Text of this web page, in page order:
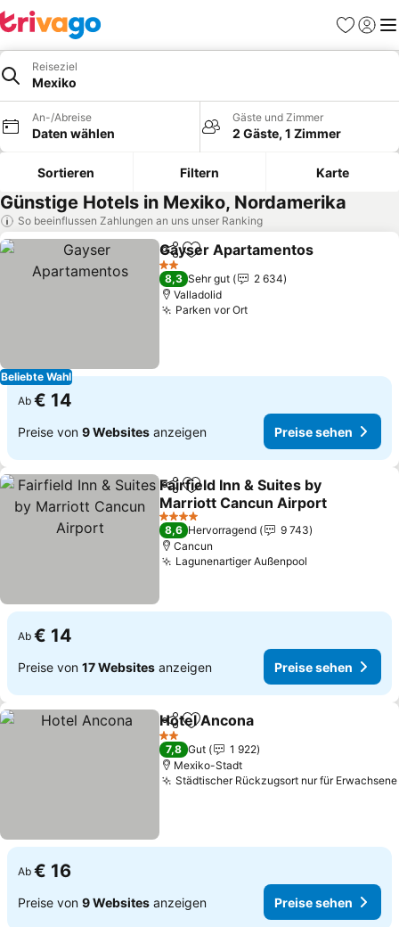
Favoriten
Reiseziel
Mexiko
An-/Abreise
Daten wählen
Gäste und Zimmer
2 Gäste, 1 Zimmer
Sortieren Filtern Karte
Günstige Hotels in Mexiko, Nordamerika
So beeinflussen Zahlungen an uns unser Ranking
Beliebte Wahl
TeilenZu Favoriten hinzufügen
Gayser Apartamentos
2 Sterne
8,3 Sehr gut
2 634
Valladolid
Parken vor Ort
Ab € 14
Preise von 9 Websites anzeigen Preise sehen
TeilenZu Favoriten hinzufügen
Fairfield Inn & Suites by
Marriott Cancun Airport
4 Sterne
8,6 Hervorragend
9 743
Cancun
Lagunenartiger Außenpool
Ab € 14
Preise von 17 Websites anzeigen Preise sehen
TeilenZu Favoriten hinzufügen
Hotel Ancona
2 Sterne
7,8 Gut
1 922
Mexiko-Stadt
Städtischer Rückzugsort nur für Erwachsene
Ab € 16
Preise von 9 Websites anzeigen Preise sehen